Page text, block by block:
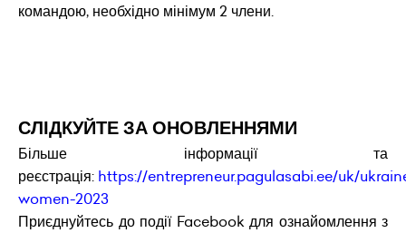
командою, необхідно мінімум 2 члени.
СЛІДКУЙТЕ ЗА ОНОВЛЕННЯМИ
Більше інформації та
реєстрація: https://entrepreneur.pagulasabi.ee/uk/
women-2023
Приєднуйтесь до події Facebook для ознайомлення з